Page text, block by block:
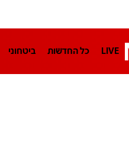
LIVE כל החדשות ביטחוני